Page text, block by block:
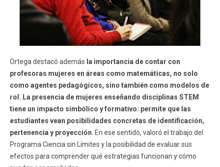
Ortega destacó además la importancia de contar con
profesoras mujeres en áreas como matemáticas, no solo
como agentes pedagógicos, sino también como modelos de
rol. La presencia de mujeres enseñando disciplinas STEM
tiene un impacto simbólico y formativo: permite que las
estudiantes vean posibilidades concretas de identificación,
pertenencia y proyección . En ese sentido, valoró el trabajo del
Programa Ciencia sin Límites y la posibilidad de evaluar sus
efectos para comprender qué estrategias funcionan y cómo